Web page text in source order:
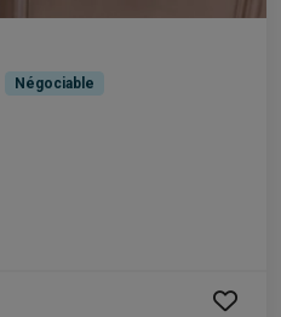
Négociable